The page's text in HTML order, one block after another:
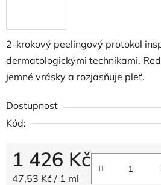
2-krokový peelingový protokol
dermatologickými technikami.
jemné vrásky a rozjasňuje pleť.
Dostupnost
Kód:
1 426 Kč
Měrná cena:
47,53 Kč / 1 ml